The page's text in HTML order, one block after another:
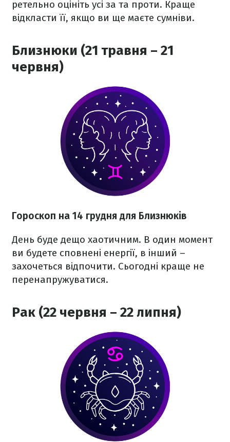
ретельно оцініть усі за та проти. Краще
відкласти її, якщо ви ще маєте сумніви.
Близнюки (21 травня – 21
червня)
Гороскоп на 14 грудня для Близнюків
День буде дещо хаотичним. В один момент
ви будете сповнені енергії, в інший –
захочеться відпочити. Сьогодні краще не
перенапружуватися.
Рак (22 червня – 22 липня)